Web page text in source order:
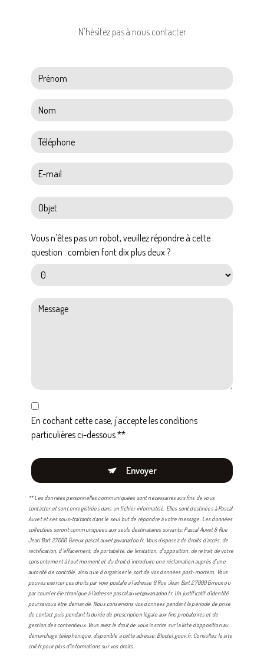
N'hésitez pas à nous contacter
Vous n'êtes pas un robot, veuillez répondre à cette
question : combien font dix plus deux ?
En cochant cette case, j'accepte les conditions
particulières ci-dessous **
Envoyer
** Les données personnelles communiquées sont nécessaires aux fins de vous
contacter et sont enregistrées dans un fichier informatisé. Elles sont destinées à Pascal
Auvet et ses sous-traitants dans le seul but de répondre à votre message. Les données
collectées seront communiquées aux seuls destinataires suivants: Pascal Auvet 8 Rue
Jean Bart 27000 Evreux pascal.auvet@wanadoo.fr. Vous disposez de droits d’accès, de
rectification, d’effacement, de portabilité, de limitation, d’opposition, de retrait de votre
consentement à tout moment et du droit d’introduire une réclamation auprès d’une
autorité de contrôle, ainsi que d’organiser le sort de vos données post-mortem. Vous
pouvez exercer ces droits par voie postale à l'adresse 8 Rue Jean Bart 27000 Evreux ou
par courrier électronique à l'adresse pascal.auvet@wanadoo.fr. Un justificatif d'identité
pourra vous être demandé. Nous conservons vos données pendant la période de prise
de contact puis pendant la durée de prescription légale aux fins probatoires et de
gestion des contentieux. Vous avez le droit de vous inscrire sur la liste d'opposition au
démarchage téléphonique, disponible à cette adresse:Bloctel.gouv.fr. Consultez le site
cnil.fr pour plus d’informations sur vos droits.